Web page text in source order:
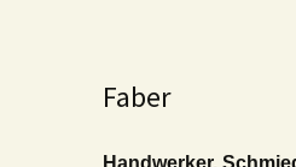
Faber
Handwerker,